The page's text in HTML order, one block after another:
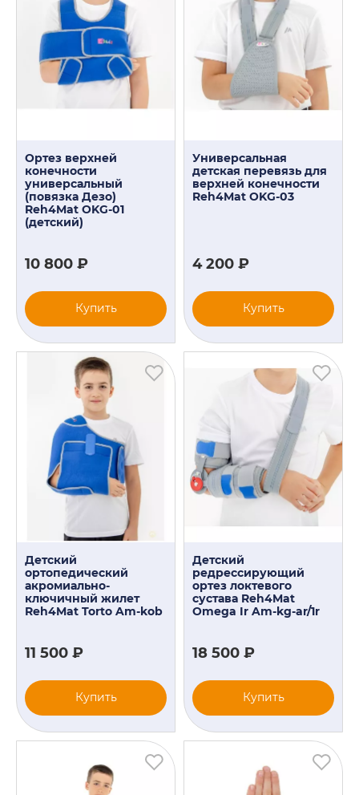
Ортез верхней
конечности
универсальный
(повязка Дезо)
Reh4Mat OKG-01
(детский)
10 800 ₽
Купить
Универсальная
детская перевязь для
верхней конечности
Reh4Mat OKG-03
4 200 ₽
Купить
Детский
ортопедический
акромиально-
ключичный жилет
Reh4Mat Torto Am-kob
11 500 ₽
Купить
Детский
редрессирующий
ортез локтевого
сустава Reh4Mat
Omega Ir Am-kg-ar/1r
18 500 ₽
Купить